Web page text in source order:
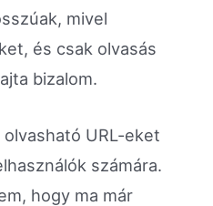
mivel
és csak olvasás
bizalom.
olvasható URL-eket
számára.
hogy ma már